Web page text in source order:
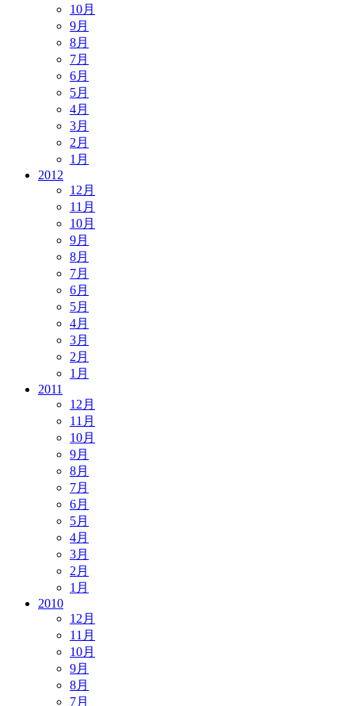
10月
9月
8月
7月
6月
5月
4月
3月
2月
1月
2012
12月
11月
10月
9月
8月
7月
6月
5月
4月
3月
2月
1月
2011
12月
11月
10月
9月
8月
7月
6月
5月
4月
3月
2月
1月
2010
12月
11月
10月
9月
8月
7月